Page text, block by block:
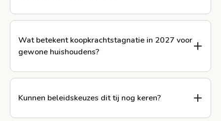
Wat betekent koopkrachtstagnatie in 2027 voor
gewone huishoudens?
Kunnen beleidskeuzes dit tij nog keren?